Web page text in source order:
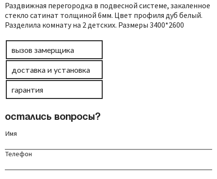
Раздвижная перегородка в подвесной системе, закаленное
стекло сатинат толщиной 6мм. Цвет профиля дуб белый.
Разделила комнату на 2 детских. Размеры 3400*2600
вызов замерщика
доставка и установка
гарантия
Остались вопросы?
Имя
Телефон